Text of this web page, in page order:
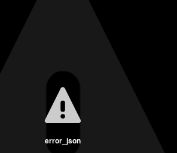
error_json